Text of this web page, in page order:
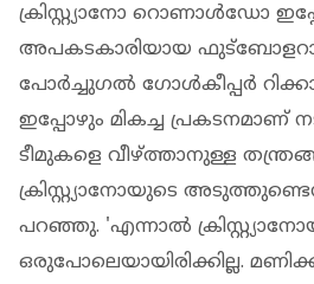
ക്രിസ്റ്റ്യാനോ റൊണാള്‍ഡോ
അപകടകാരിയായ
പോര്‍ച്ചുഗല്‍ ഗോള്‍കീപ്പര്‍
ഇപ്പോഴും മികച്ച പ്രകടനമാണ്
ടീമുകളെ വീഴ്ത്താനുള്ള
ക്രിസ്റ്റ്യാനോയുടെ
പറഞ്ഞു. 'എന്നാല്‍
ഒരുപോലെയായിരിക്കില്ല.